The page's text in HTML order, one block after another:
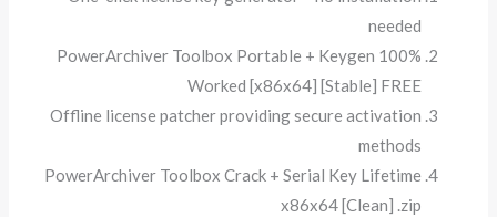
needed
PowerArchiver Toolbox Portable + Keygen 100%
Worked [x86x64] [Stable] FREE
Offline license patcher providing secure activation
methods
PowerArchiver Toolbox Crack + Serial Key Lifetime
x86x64 [Clean] .zip